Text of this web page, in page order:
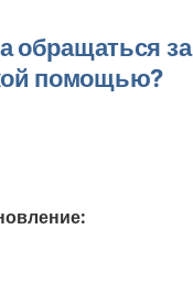
обращаться за
помощью?
: